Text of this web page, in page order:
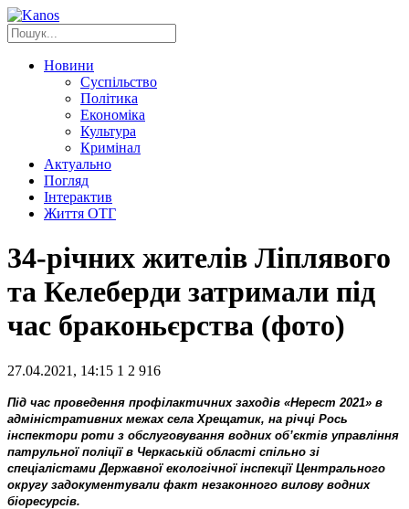
Новини
Суспільство
Політика
Економіка
Культура
Кримінал
Актуально
Погляд
Інтерактив
Життя ОТГ
34-річних жителів Ліплявого
та Келеберди затримали під
час браконьєрства (фото)
27.04.2021, 14:15 1 2 916
Під час проведення профілактичних заходів «Нерест 2021» в
адміністративних межах села Хрещатик, на річці Рось
інспектори роти з обслуговування водних об’єктів управління
патрульної поліції в Черкаській області спільно зі
спеціалістами Державної екологічної інспекції Центрального
округу задокументували факт незаконного вилову водних
біоресурсів.